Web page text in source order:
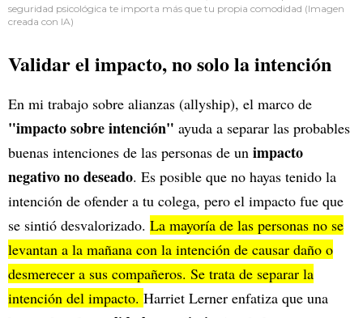
seguridad psicológica te importa más que tu propia comodidad (Imagen
creada con IA)
Validar el impacto, no solo la intención
En mi trabajo sobre alianzas (allyship), el marco de
"impacto sobre intención" ayuda a separar las probables
buenas intenciones de las personas de un impacto
negativo no deseado. Es posible que no hayas tenido la
intención de ofender a tu colega, pero el impacto fue que
se sintió desvalorizado. La mayoría de las personas no se
levantan a la mañana con la intención de causar daño o
desmerecer a sus compañeros. Se trata de separar la
intención del impacto. Harriet Lerner enfatiza que una